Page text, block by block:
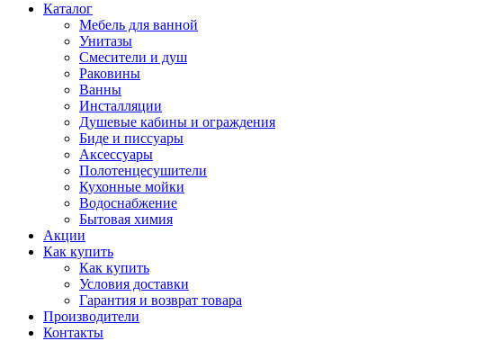
Каталог
Мебель для ванной
Унитазы
Смесители и душ
Раковины
Ванны
Инсталляции
Душевые кабины и ограждения
Биде и писсуары
Аксессуары
Полотенцесушители
Кухонные мойки
Водоснабжение
Бытовая химия
Акции
Как купить
Как купить
Условия доставки
Гарантия и возврат товара
Производители
Контакты